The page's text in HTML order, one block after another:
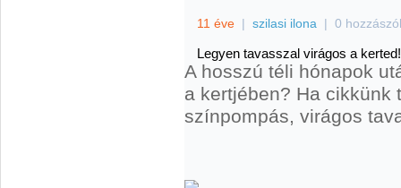
11 éve | szilasi ilona | 0
Legyen tavasszal virágos a kerted!
A hosszú téli hónapok
a kertjében? Ha cikkünk
színpompás, virágos